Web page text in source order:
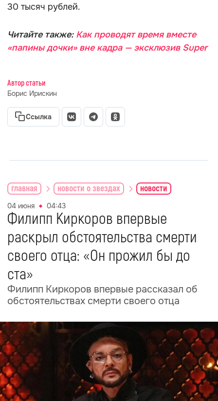
30 тысяч рублей.
Читайте также: Как проводят время вместе
«папины дочки» вне кадра — эксклюзив Super
Автор статьи
Борис Ирискин
Ссылка
главная новости о звездах новости
04 июня 04:43
Филипп Киркоров впервые
раскрыл обстоятельства смерти
своего отца: «Он прожил бы до
ста»
Филипп Киркоров впервые рассказал об
обстоятельствах смерти своего отца